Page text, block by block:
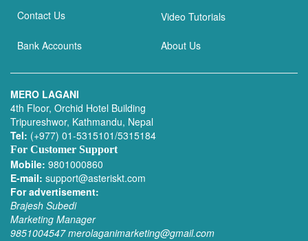
Contact Us Video Tutorials
Bank Accounts About Us
MERO LAGANI
4th Floor, Orchid Hotel Building
Tripureshwor, Kathmandu, Nepal
Tel: (+977) 01-5315101/5315184
For Customer Support
Mobile: 9801000860
E-mail: support@asteriskt.com
For advertisement:
Brajesh Subedi
Marketing Manager
9851004547 merolaganimarketing@gmail.com